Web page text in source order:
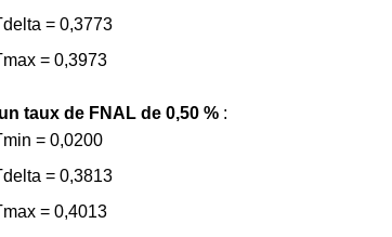
= 0,3773
= 0,3973
taux de FNAL de 0,50 % :
= 0,0200
= 0,3813
= 0,4013